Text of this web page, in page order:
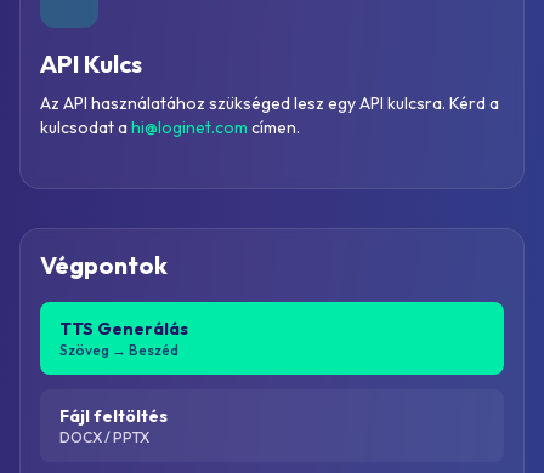
API Kulcs
Az API használatához szükséged lesz egy API kulcsra. Kérd a
kulcsodat a hi@loginet.com címen.
Végpontok
TTS Generálás
Szöveg → Beszéd
Fájl feltöltés
DOCX / PPTX